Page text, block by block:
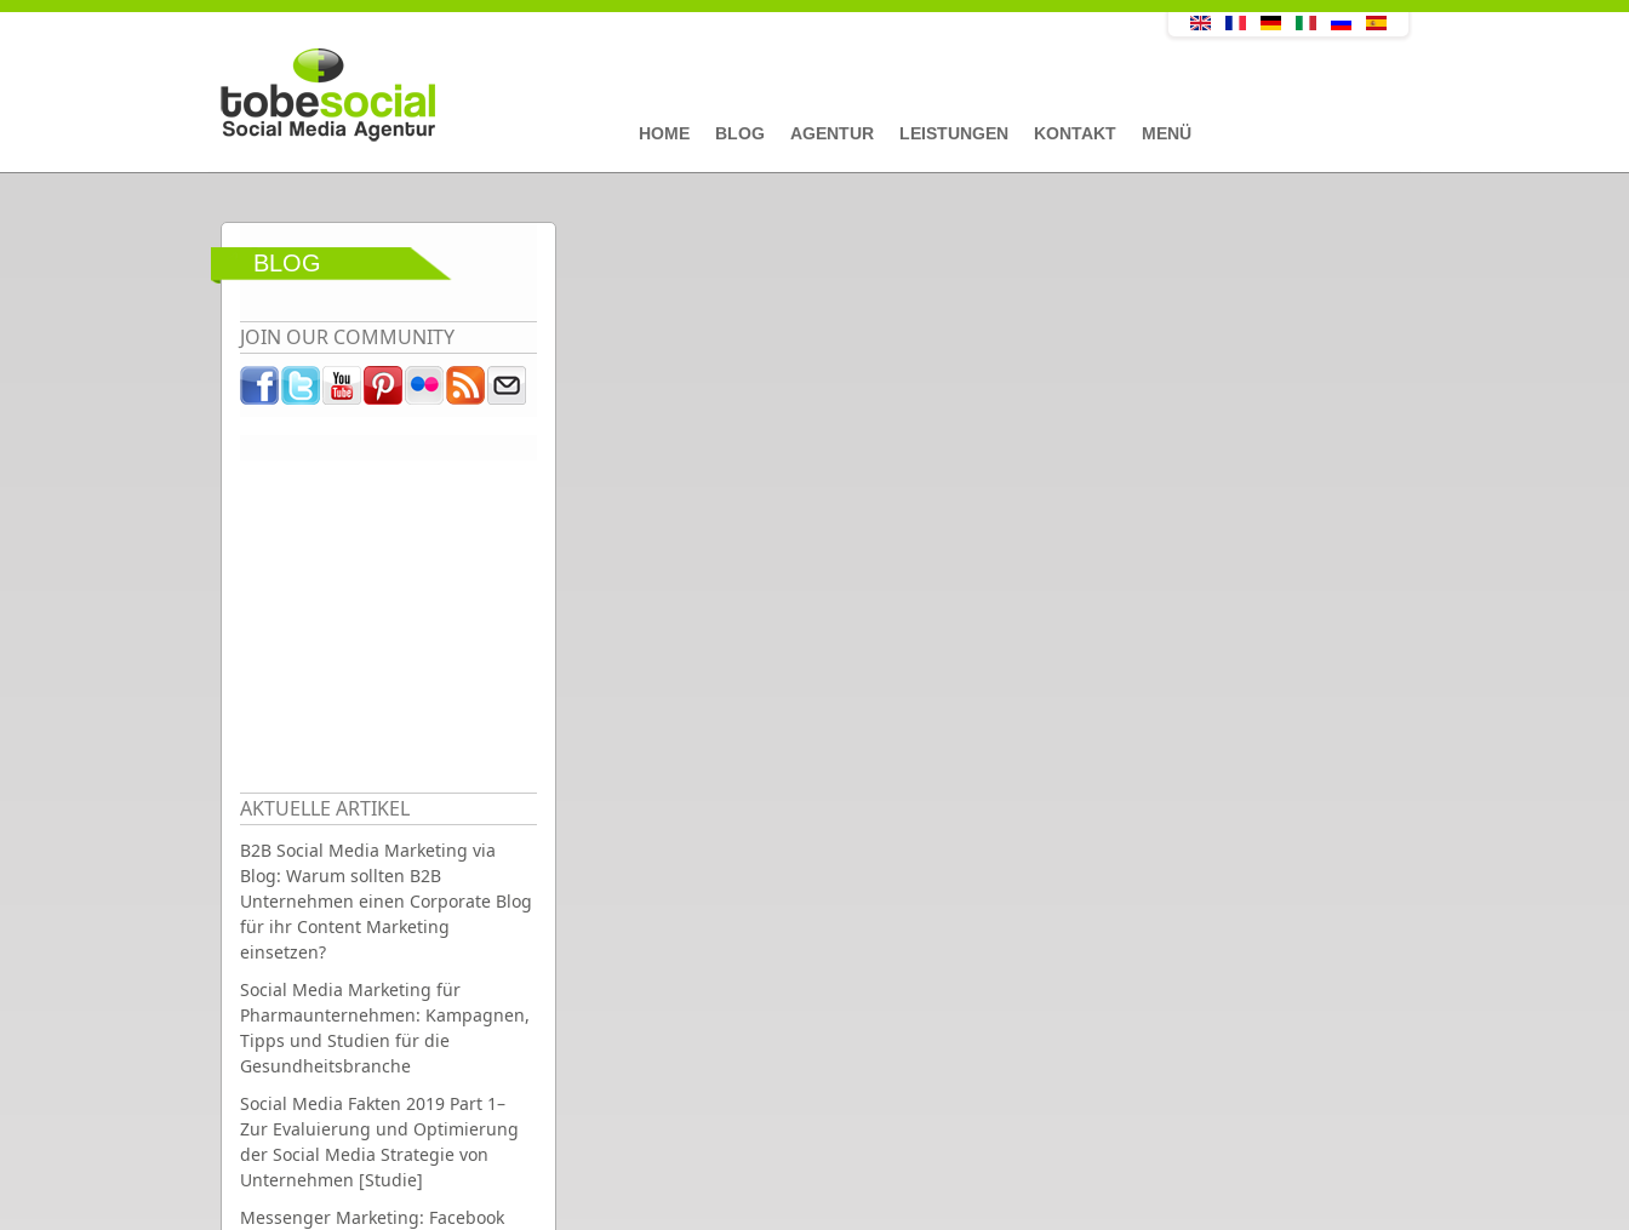
Direkt zum Inhalt
HOME BLOG AGENTUR LEISTUNGEN KONTAKT MENÜ
BLOG
JOIN OUR COMMUNITY
AKTUELLE ARTIKEL
B2B Social Media Marketing via
Blog: Warum sollten B2B
Unternehmen einen Corporate Blog
für ihr Content Marketing
einsetzen?
Social Media Marketing für
Pharmaunternehmen: Kampagnen,
Tipps und Studien für die
Gesundheitsbranche
Social Media Fakten 2019 Part 1–
Zur Evaluierung und Optimierung
der Social Media Strategie von
Unternehmen [Studie]
Messenger Marketing: Facebook